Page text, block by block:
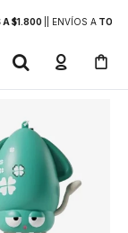
A $1.800 | ENVÍOS ATODO